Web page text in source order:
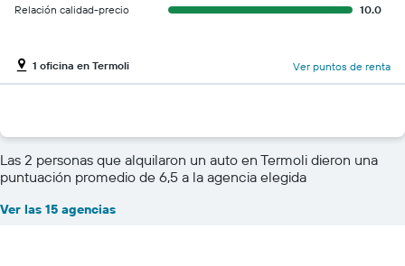
Relación calidad-precio
10.0
1 oficina en Termoli Ver puntos de renta
Las 2 personas que alquilaron un auto en Termoli dieron una
puntuación promedio de 6,5 a la agencia elegida
Ver las 15 agencias